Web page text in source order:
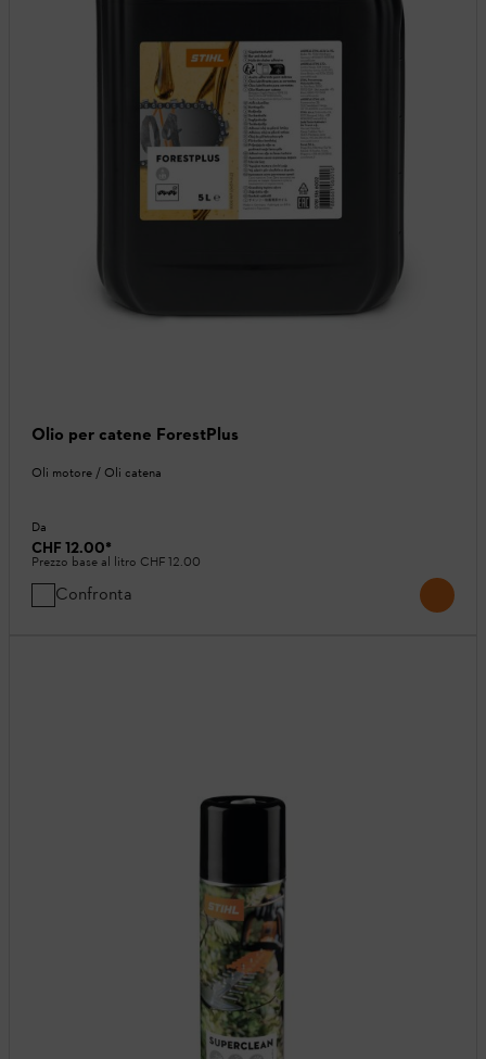
Olio per catene ForestPlus
Oli motore / Oli catena
Da
CHF 12.00*
Prezzo base al litro CHF 12.00
Confronta